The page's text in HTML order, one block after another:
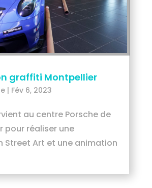
graffiti Montpellier
| Fév 6, 2023
au centre Porsche de
pour réaliser une
Street Art et une animation